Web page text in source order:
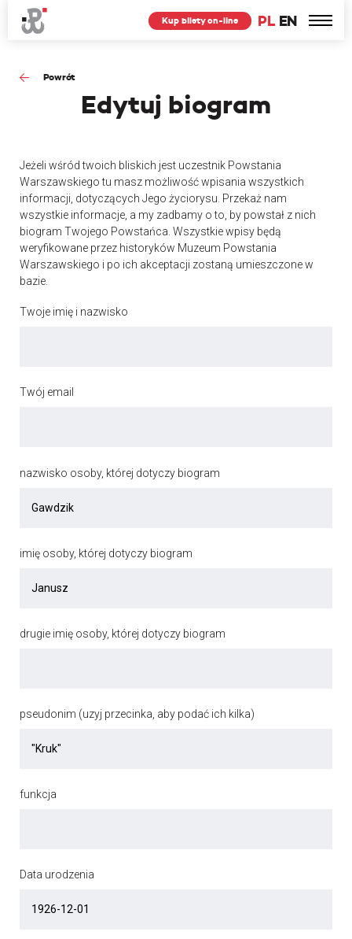
PL EN
Kup bilety on-line
Powrót
Edytuj biogram
Jeżeli wśród twoich bliskich jest uczestnik Powstania
Warszawskiego tu masz możliwość wpisania wszystkich
informacji, dotyczących Jego życiorysu. Przekaż nam
wszystkie informacje, a my zadbamy o to, by powstał z nich
biogram Twojego Powstańca. Wszystkie wpisy będą
weryfikowane przez historyków Muzeum Powstania
Warszawskiego i po ich akceptacji zostaną umieszczone w
bazie.
Twoje imię i nazwisko
Twój email
nazwisko osoby, której dotyczy biogram
imię osoby, której dotyczy biogram
drugie imię osoby, której dotyczy biogram
pseudonim (uzyj przecinka, aby podać ich kilka)
funkcja
Data urodzenia